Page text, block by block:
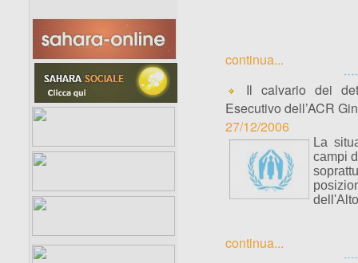
continua...
Il calvario dei
Esecutivo dell’ACR
27/12/2006
La
campi
continua...